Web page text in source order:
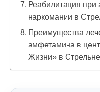
Реабилитация
наркомании в
Преимущества
амфетамина в
Жизни» в